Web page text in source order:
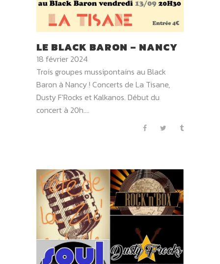
LE BLACK BARON – NANCY
18 février 2024
Trois groupes mussipontains au Black
Baron à Nancy ! Concerts de La Tisane,
Dusty F'Rocks et Kalkanos. Début du
concert à 20h....